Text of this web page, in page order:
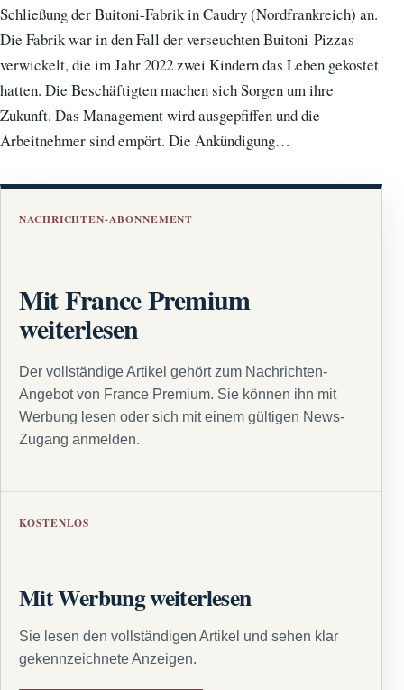
Schließung der Buitoni-Fabrik in Caudry (Nordfrankreich) an.
Die Fabrik war in den Fall der verseuchten Buitoni-Pizzas
verwickelt, die im Jahr 2022 zwei Kindern das Leben gekostet
hatten. Die Beschäftigten machen sich Sorgen um ihre
Zukunft. Das Management wird ausgepfiffen und die
Arbeitnehmer sind empört. Die Ankündigung…
NACHRICHTEN-ABONNEMENT
Mit France Premium
weiterlesen
Der vollständige Artikel gehört zum Nachrichten-
Angebot von France Premium. Sie können ihn mit
Werbung lesen oder sich mit einem gültigen News-
Zugang anmelden.
KOSTENLOS
Mit Werbung weiterlesen
Sie lesen den vollständigen Artikel und sehen klar
gekennzeichnete Anzeigen.